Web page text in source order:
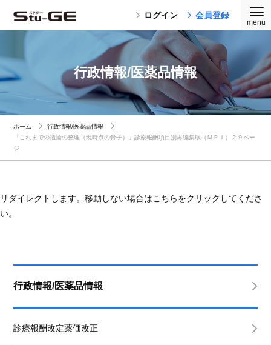
ログイン 会員登録
行政情報/医薬品情報
ホーム
行政情報/医薬品情報
「これまでの議論の整理（現時点の骨子）」診療報酬項目別再編集版（ＭＰＩ）２９ペー
ジ
リダイレクトします。移動しない場合はこちらをクリックしてくださ
い。
行政情報/医薬品情報
診療報酬改定薬価改正